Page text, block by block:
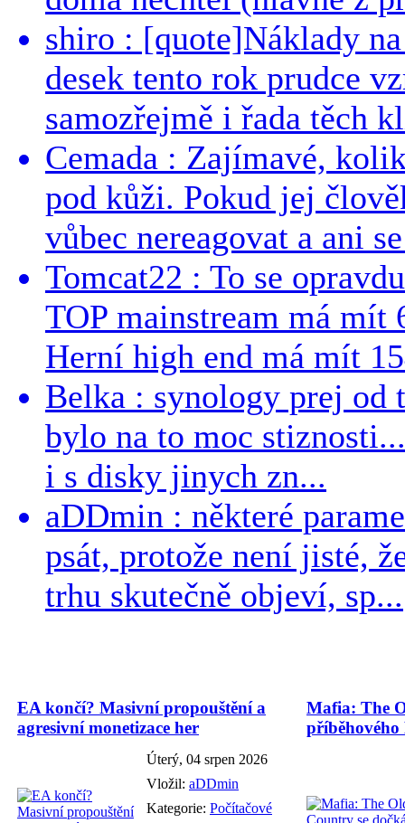
shiro : [quote]Náklady
desek tento rok prudce
samozřejmě i řada těch
Cemada : Zajímavé,
pod kůži. Pokud jej
vůbec nereagovat a ani
Tomcat22 : To se
TOP mainstream má
Herní high end má mít
Belka : synology prej od
bylo na to moc
i s disky jinych zn...
aDDmin : některé
psát, protože není jisté,
trhu skutečně objeví, sp...
EA končí? Masivní propouštění a
agresivní monetizace her
Úterý, 04 srpen 2026
Vložil: aDDmin
Kategorie: Počítačové
Mafia: The